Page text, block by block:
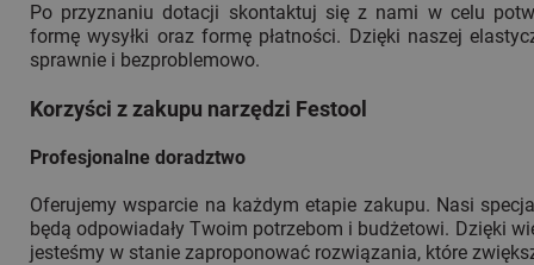
Po przyznaniu dotacji skontaktuj się z nami w celu
formę wysyłki oraz formę płatności. Dzięki naszej
sprawnie i bezproblemowo.
Korzyści z zakupu narzędzi Festool
Profesjonalne doradztwo
Oferujemy wsparcie na każdym etapie zakupu. Nasi
będą odpowiadały Twoim potrzebom i budżetowi. Dzięki
jesteśmy w stanie zaproponować rozwiązania, które